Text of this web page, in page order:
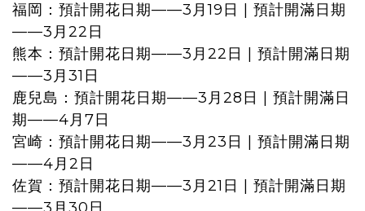
福岡：預計開花日期——3月19日 | 預計開滿日期
——3月22日
熊本：預計開花日期——3月22日 | 預計開滿日期
——3月31日
鹿兒島：預計開花日期——3月28日 | 預計開滿日
期——4月7日
宮崎：預計開花日期——3月23日 | 預計開滿日期
——4月2日
佐賀：預計開花日期——3月21日 | 預計開滿日期